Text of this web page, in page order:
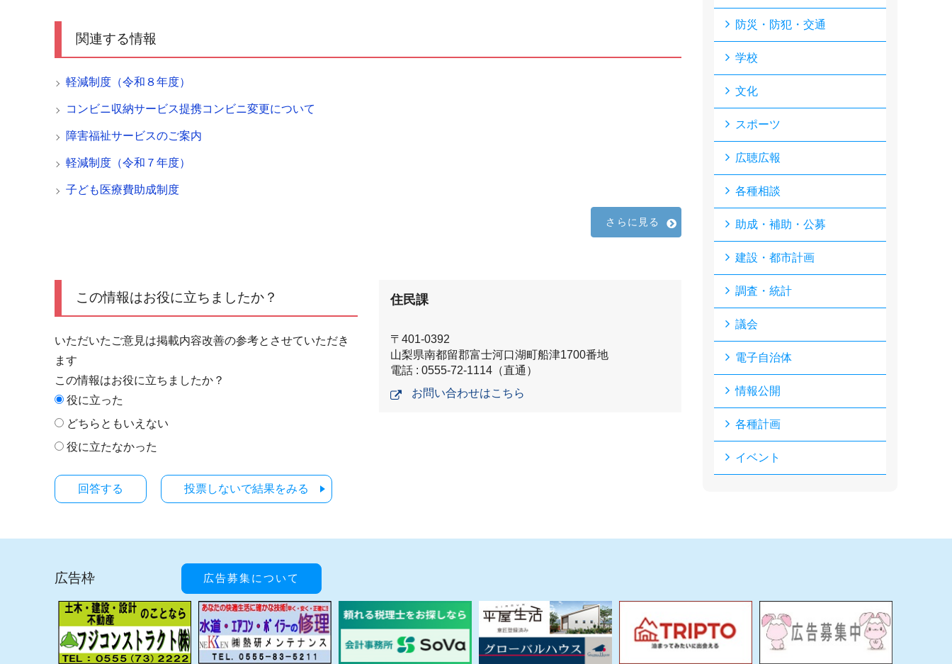
関連する情報
軽減制度（令和８年度）
コンビニ収納サービス提携コンビニ変更について
障害福祉サービスのご案内
軽減制度（令和７年度）
子ども医療費助成制度
さらに見る
この情報はお役に立ちましたか？
いただいたご意見は掲載内容改善の参考とさせていただき
ます
この情報はお役に立ちましたか？
役に立った
どちらともいえない
役に立たなかった
投票しないで結果をみる
住民課
〒401-0392
山梨県南都留郡富士河口湖町船津1700番地
電話 : 0555-72-1114（直通）
お問い合わせはこちら
防災・防犯・交通
学校
文化
スポーツ
広聴広報
各種相談
助成・補助・公募
建設・都市計画
調査・統計
議会
電子自治体
情報公開
各種計画
イベント
広告枠 広告募集について